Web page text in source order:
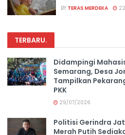
BY TERAS MERDEKA
TERBARU.
Didampingi
Semarang, Desa
Tampilkan
PKK
29/07/2026
Politisi Gerindra
Merah Putih